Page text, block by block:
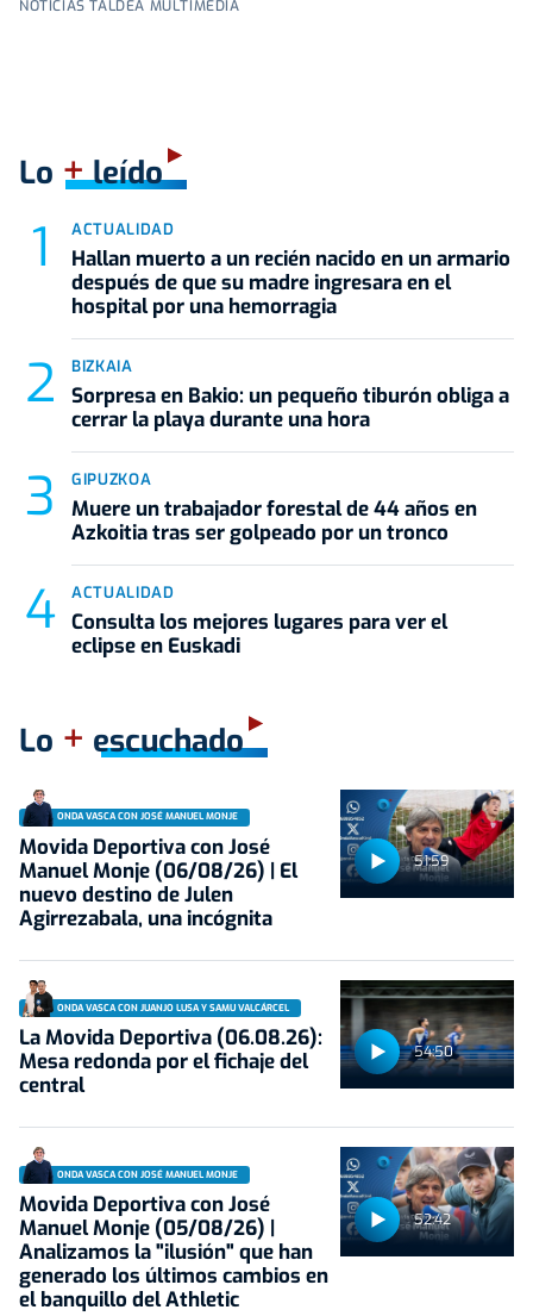
NOTICIAS TALDEA MULTIMEDIA
Lo +leído
ACTUALIDAD
Hallan muerto a un recién nacido en un armario
después de que su madre ingresara en el
hospital por una hemorragia
BIZKAIA
Sorpresa en Bakio: un pequeño tiburón obliga a
cerrar la playa durante una hora
GIPUZKOA
Muere un trabajador forestal de 44 años en
Azkoitia tras ser golpeado por un tronco
ACTUALIDAD
Consulta los mejores lugares para ver el
eclipse en Euskadi
Lo + escuchado
51:59
ONDA VASCA CON JOSÉ MANUEL MONJE
Movida Deportiva con José
Manuel Monje (06/08/26) | El
nuevo destino de Julen
Agirrezabala, una incógnita
54:50
ONDA VASCA CON JUANJO LUSA Y SAMU VALCÁRCEL
La Movida Deportiva (06.08.26):
Mesa redonda por el fichaje del
central
52:42
ONDA VASCA CON JOSÉ MANUEL MONJE
Movida Deportiva con José
Manuel Monje (05/08/26) |
Analizamos la "ilusión" que han
generado los últimos cambios en
el banquillo del Athletic